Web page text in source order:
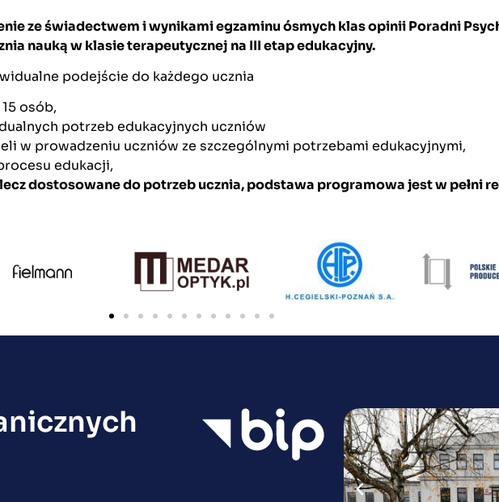
ze świadectwem i wynikami egzaminu ósmych klas opinii Poradni
nauką w klasie terapeutycznej na III etap edukacyjny.
podejście do każdego ucznia
osób,
potrzeb edukacyjnych uczniów
w prowadzeniu uczniów ze szczególnymi potrzebami edukacyjnymi,
edukacji,
dostosowane do potrzeb ucznia, podstawa programowa jest w pełni